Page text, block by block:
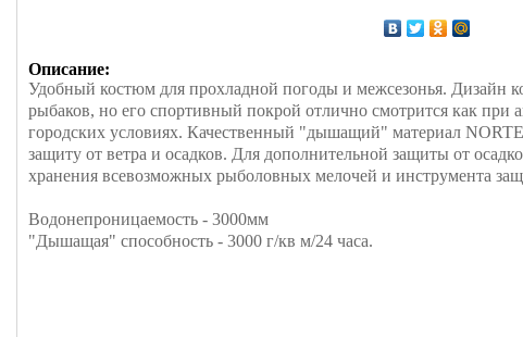
Описание:
Удобный костюм для прохладной погоды и межсезонья. Дизайн
рыбаков, но его спортивный покрой отлично смотрится как при
городских условиях. Качественный "дышащий" материал
защиту от ветра и осадков. Для дополнительной защиты от
хранения всевозможных рыболовных мелочей и инструмента
Водонепроницаемость - 3000мм
"Дышащая" способность - 3000 г/кв м/24 часа.